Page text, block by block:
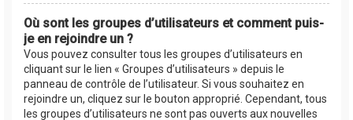
Où sont les groupes d’utilisateurs et comment puis-
je en rejoindre un ?
Vous pouvez consulter tous les groupes d’utilisateurs en
cliquant sur le lien « Groupes d’utilisateurs » depuis le
panneau de contrôle de l’utilisateur. Si vous souhaitez en
rejoindre un, cliquez sur le bouton approprié. Cependant, tous
les groupes d’utilisateurs ne sont pas ouverts aux nouvelles